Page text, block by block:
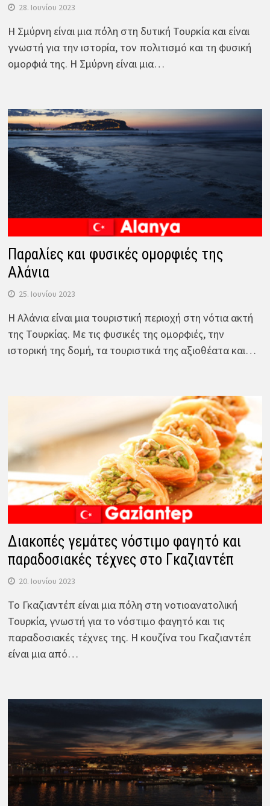
28. Ιουνίου 2023
Η Σμύρνη είναι μια πόλη στη δυτική Τουρκία και είναι
γνωστή για την ιστορία, τον πολιτισμό και τη φυσική
ομορφιά της. Η Σμύρνη είναι μια…
Παραλίες και φυσικές ομορφιές της
Αλάνια
25. Ιουνίου 2023
Η Αλάνια είναι μια τουριστική περιοχή στη νότια ακτή
της Τουρκίας. Με τις φυσικές της ομορφιές, την
ιστορική της δομή, τα τουριστικά της αξιοθέατα και…
Διακοπές γεμάτες νόστιμο φαγητό και
παραδοσιακές τέχνες στο Γκαζιαντέπ
20. Ιουνίου 2023
Το Γκαζιαντέπ είναι μια πόλη στη νοτιοανατολική
Τουρκία, γνωστή για το νόστιμο φαγητό και τις
παραδοσιακές τέχνες της. Η κουζίνα του Γκαζιαντέπ
είναι μια από…